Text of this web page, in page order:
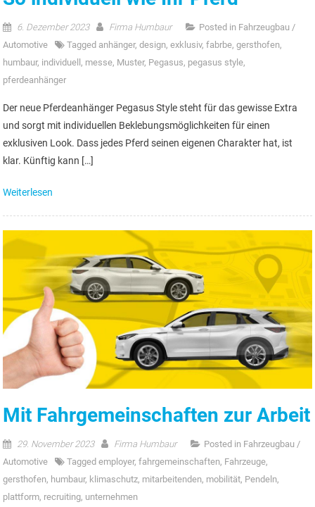
6. Dezember 2023 Firma Humbaur Posted in Fahrzeugbau /
Automotive
Tagged anhänger,design,exklusiv,fabrbe,gersthofen,
humbaur, individuell , messe, Muster, Pegasus, pegasus style,
pferdeanhänger
Der neue Pferdeanhänger Pegasus Style steht für das gewisse Extra
und sorgt mit individuellen Beklebungsmöglichkeiten für einen
exklusiven Look. Dass jedes Pferd seinen eigenen Charakter hat, ist
klar. Künftig kann […]
Weiterlesen
Mit Fahrgemeinschaften zur Arbeit
29. November 2023 Firma Humbaur Posted in Fahrzeugbau /
Automotive
Taggedemployer,fahrgemeinschaften, Fahrzeuge,
gersthofen, humbaur, klimaschutz, mitarbeitenden, mobilität, Pendeln,
plattform, recruiting, unternehmen